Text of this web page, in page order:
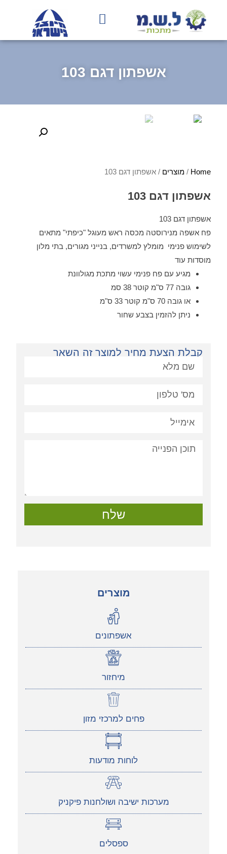
אשפתון דגם 103
מוצרים
אשפתונים
מיחזור
פחים למרכזי מזון
לוחות מודעות
מערכות ישיבה ושולחנות פיקניק
ספסלים
Home
/מוצרים / אשפתון דגם 103
אשפתון דגם 103
אשפתון דגם 103
פח אשפה מנירוסטה מכסה ראש מעוגל "כיפתי" מתאים
לשימוש פנימי מומלץ למשרדים, בנייני מגורים, בתי מלון
מוסדות עוד
מגיע עם פח פנימי עשוי מתכת מגולוונת
גובה 77 ס"מ קוטר 38 סמ
או גובה 70 ס"מ קוטר 33 ס"מ
ניתן להזמין בצבע שחור
קבלת הצעת מחיר למוצר זה השאר
פניה:
שלח